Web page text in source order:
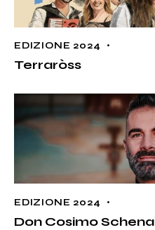
EDIZIONE 2024
Terraròss
EDIZIONE 2024
Don Cosimo Schena